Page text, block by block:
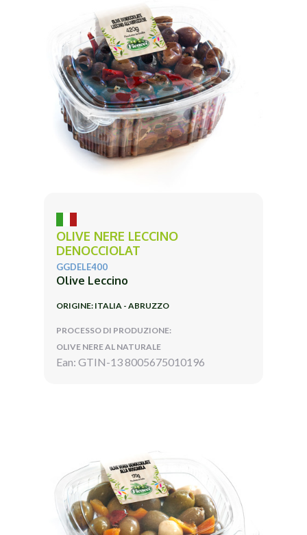
OLIVE NERE LECCINO
DENOCCIOLAT
GGDELE400
Olive Leccino
ORIGINE: ITALIA - ABRUZZO
PROCESSO DI PRODUZIONE:
OLIVE NERE AL NATURALE
Ean: GTIN-13 8005675010196